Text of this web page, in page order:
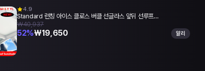
4.9
Standard 런칭 아이스 클로스 버클 선글라스 앞뒤 선루프…
₩40,937
52%₩19,650 알리